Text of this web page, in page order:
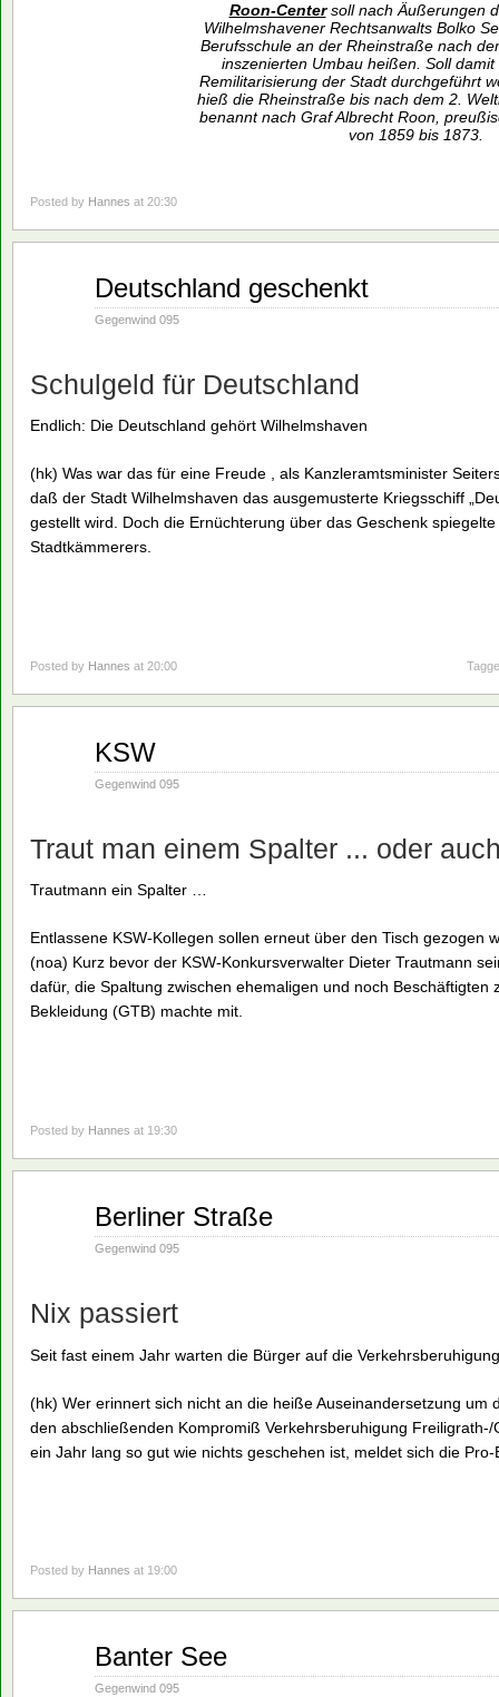
Roon-Centersoll nach Äußerungen
Wilhelmshavener Rechtsanwalts Bolko
Berufsschule an der Rheinstraße nach
inszenierten Umbau heißen. Soll
Remilitarisierung der Stadt durchgeführt
hieß die Rheinstraße bis nach dem 2.
benannt nach Graf Albrecht Roon,
von 1859 bis 1873.
Posted by Hannes at 20:30
Deutschland geschenkt
Gegenwind 095
Schulgeld für Deutschland
Endlich: Die Deutschland gehört Wilhelmshaven
(hk) Was war das für eine Freude , als Kanzleramtsminister
daß der Stadt Wilhelmshaven das ausgemusterte Kriegsschiff
gestellt wird. Doch die Ernüchterung über das Geschenk
Stadtkämmerers.
Posted by Hannes at 20:00
KSW
Gegenwind 095
Traut man einem Spalter ... oder
Trautmann ein Spalter …
Entlassene KSW-Kollegen sollen erneut über den Tisch gezogen
(noa) Kurz bevor der KSW-Konkursverwalter Dieter Trautmann
dafür, die Spaltung zwischen ehemaligen und noch Beschäftigten
Bekleidung (GTB) machte mit.
Posted by Hannes at 19:30
Berliner Straße
Gegenwind 095
Nix passiert
Seit fast einem Jahr warten die Bürger auf die Verkehrsberuhigung
(hk) Wer erinnert sich nicht an die heiße Auseinandersetzung um
den abschließenden Kompromiß Verkehrsberuhigung
ein Jahr lang so gut wie nichts geschehen ist, meldet sich die
Posted by Hannes at 19:00
Banter See
Gegenwind 095